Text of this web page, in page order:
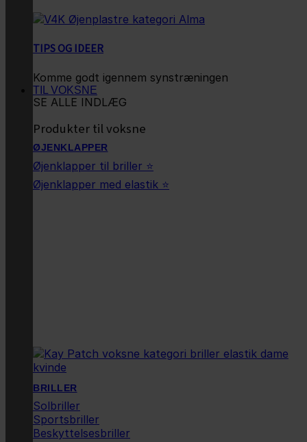
TIPS OG IDEER
Komme godt igennem synstræningen
SE ALLE INDLÆG
TIL VOKSNE
Produkter til voksne
ØJENKLAPPER
Øjenklapper til briller ⭐
Øjenklapper med elastik ⭐
BRILLER
Solbriller
Sportsbriller
Beskyttelsesbriller